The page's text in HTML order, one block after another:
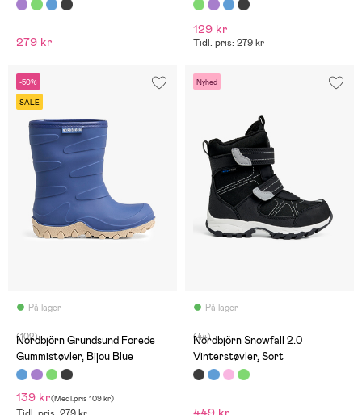
279 kr
129 kr
Tidl. pris: 279 kr
-50%
SALE
På lager
(102)
Nordbjörn Grundsund Forede
Gummistøvler, Bijou Blue
139 kr(Medl.pris 109 kr)
Nyhed
På lager
(44)
Nordbjörn Snowfall 2.0
Vinterstøvler, Sort